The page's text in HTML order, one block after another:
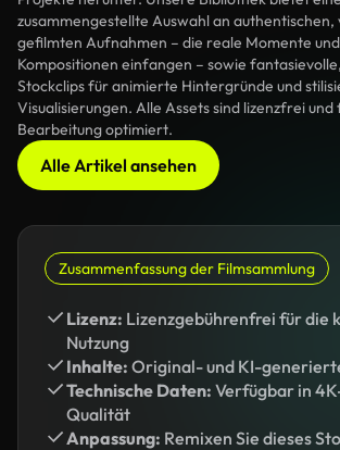
zusammengestellte Auswahl an authentischen,
gefilmten Aufnahmen – die reale Momente
Kompositionen einfangen – sowie
Stockclips für animierte Hintergründe und
Visualisierungen. Alle Assets sind lizenzfrei und
Bearbeitung optimiert.
Alle Artikel ansehen
Zusammenfassung der Filmsammlung
Lizenz: Lizenzgebührenfrei für die
Nutzung
Inhalte: Original- und KI-
Technische Daten: Verfügbar in
Qualität
Anpassung: Remixen Sie dieses